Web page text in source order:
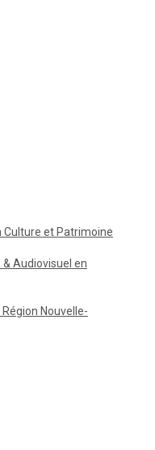
Culture et Patrimoine
Audiovisuel en
Nouvelle-